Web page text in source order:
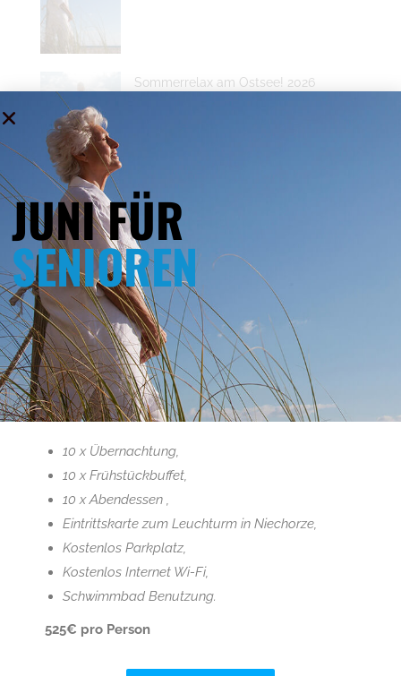
Sommerrelax am Ostsee! 2026
Sommer Sommer! 2026
15 April 2026
Juni Wochenende 2026
15 April 2026
Atrakcje
Park Miniatur Latarni Morskich_de
20 April 2021
JUNI FÜR
SENIOREN
10 x Übernachtung,
10 x Frühstückbuffet,
10 x Abendessen ,
Eintrittskarte zum Leuchturm in Niechorze,
Kostenlos Parkplatz,
Kostenlos Internet Wi-Fi,
Schwimmbad Benutzung.
525€ pro Person